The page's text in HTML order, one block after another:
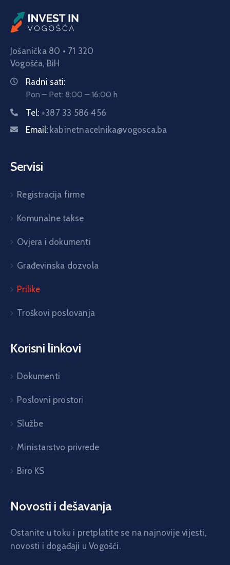
Jošanička 80 • 71 320
Vogošća, BiH
Radni sati:
Pon – Pet: 8:00 – 16:00 h
Tel: +387 33 586 456
Email: kabinetnacelnika@vogosca.ba
Servisi
Registracija firme
Komunalne takse
Ovjera i dokumenti
Građevinska dozvola
Prilike
Troškovi poslovanja
Korisni linkovi
Dokumenti
Poslovni prostori
Službe
Ministarstvo privrede
Biro KS
Novosti i dešavanja
Ostanite u toku i pretplatite se na najnovije vijesti,
novosti i događaji u Vogošći.